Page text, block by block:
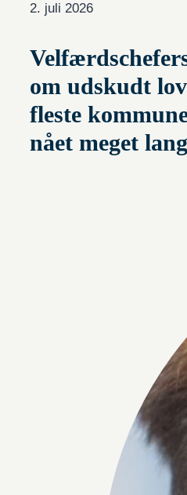
2. juli 2026
om udskudt
fleste
nået meget